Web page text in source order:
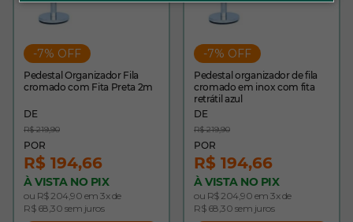
-7% OFF
Pedestal Organizador Fila
cromado com Fita Preta 2m
R$ 219,90
R$ 194,66
À VISTA NO PIX
ou R$ 204,90 em 3x de
R$ 68,30 sem juros
-7% OFF
Pedestal organizador de fila
cromado em inox com fita
retrátil azul
R$ 219,90
R$ 194,66
À VISTA NO PIX
ou R$ 204,90 em 3x de
R$ 68,30 sem juros